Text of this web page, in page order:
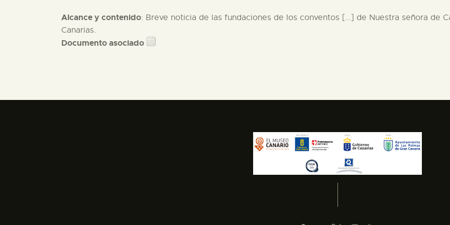
Alcance y contenido: Breve noticia de las fundaciones de los conventos [...] de Nuestra señora de
Canarias.
Documento asociado